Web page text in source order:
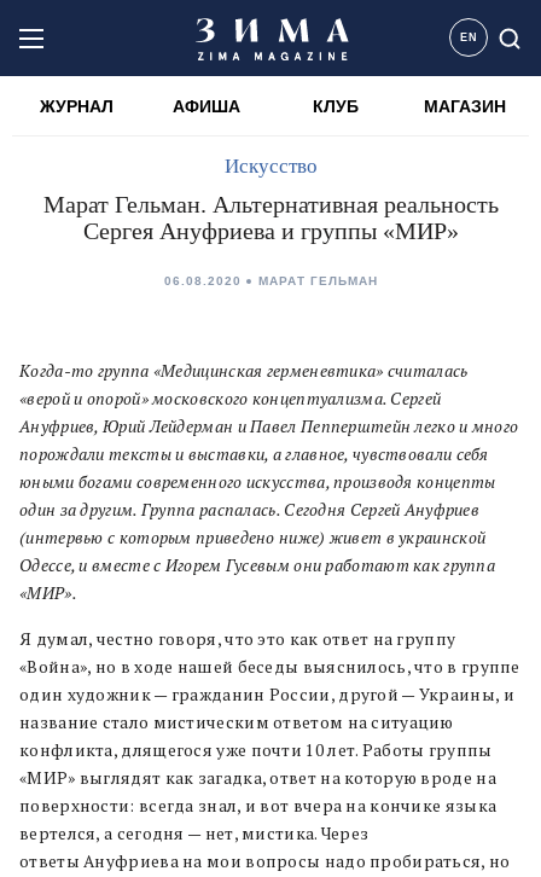
EN
ЖУРНАЛ АФИША КЛУБ МАГАЗИН
Искусство
Марат Гельман. Альтернативная реальность
Сергея Ануфриева и группы «МИР»
06.08.2020 МАРАТ ГЕЛЬМАН
Когда-то группа «Медицинская герменевтика» считалась
«верой и опорой» московского концептуализма. Сергей
Ануфриев, Юрий Лейдерман и Павел Пепперштейн легко и много
порождали тексты и выставки, а главное, чувствовали себя
юными богами современного искусства, производя концепты
один за другим. Группа распалась. Сегодня Сергей Ануфриев
(интервью с которым приведено ниже) живет в украинской
Одессе, и вместе с Игорем Гусевым они работают как группа
«МИР».
Я думал, честно говоря, что это как ответ на группу
«Война», но в ходе нашей беседы выяснилось, что в группе
один художник — гражданин России, другой — Украины, и
название стало мистическим ответом на ситуацию
конфликта, длящегося уже почти 10 лет. Работы группы
«МИР» выглядят как загадка, ответ на которую вроде на
поверхности: всегда знал, и вот вчера на кончике языка
вертелся, а сегодня — нет, мистика. Через
ответы Ануфриева на мои вопросы надо пробираться, но